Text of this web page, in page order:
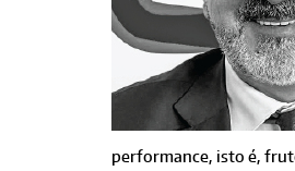
performance, isto é,